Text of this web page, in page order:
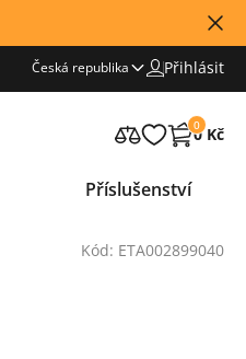
Česká republika Přihlásit
0
0 Kč
Příslušenství
Kód: ETA002899040